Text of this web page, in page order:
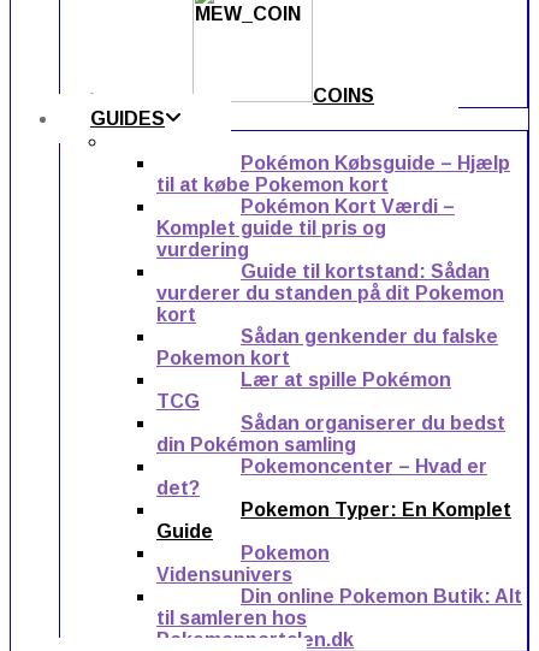
COINS
GUIDES
Pokémon Købsguide – Hjælp
til at købe Pokemon kort
Pokémon Kort Værdi –
Komplet guide til pris og
vurdering
Guide til kortstand: Sådan
vurderer du standen på dit Pokemon
kort
Sådan genkender du falske
Pokemon kort
Lær at spille Pokémon
TCG
Sådan organiserer du bedst
din Pokémon samling
Pokemoncenter – Hvad er
det?
Pokemon Typer: En Komplet
Guide
Pokemon
Vidensunivers
Din online Pokemon Butik: Alt
til samleren hos
Pokemonportalen.dk